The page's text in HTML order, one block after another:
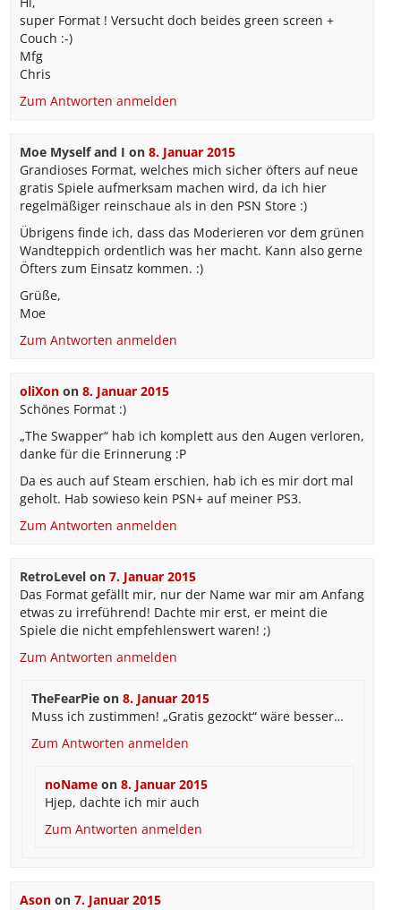
super Format ! Versucht doch beides green screen +
Couch :-)
Mfg
Chris
Zum Antworten anmelden
Moe Myself and I on 8. Januar 2015
Grandioses Format, welches mich sicher öfters auf neue
gratis Spiele aufmerksam machen wird, da ich hier
regelmäßiger reinschaue als in den PSN Store :)
Übrigens finde ich, dass das Moderieren vor dem grünen
Wandteppich ordentlich was her macht. Kann also gerne
Öfters zum Einsatz kommen. :)
Grüße,
Moe
Zum Antworten anmelden
oliXonon 8. Januar 2015
Schönes Format :)
„The Swapper“ hab ich komplett aus den Augen verloren,
danke für die Erinnerung :P
Da es auch auf Steam erschien, hab ich es mir dort mal
geholt. Hab sowieso kein PSN+ auf meiner PS3.
Zum Antworten anmelden
RetroLevelon 7. Januar 2015
Das Format gefällt mir, nur der Name war mir am Anfang
etwas zu irreführend! Dachte mir erst, er meint die
Spiele die nicht empfehlenswert waren! ;)
Zum Antworten anmelden
TheFearPie on8. Januar 2015
Muss ich zustimmen! „Gratis gezockt“ wäre besser…
Zum Antworten anmelden
noName on8. Januar 2015
Hjep, dachte ich mir auch
Zum Antworten anmelden
Asonon 7. Januar 2015